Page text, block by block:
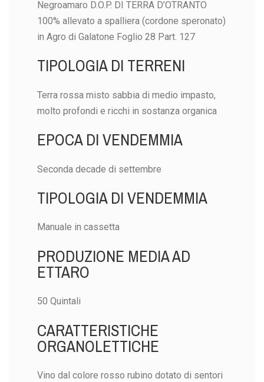
Negroamaro D.O.P. DI TERRA D’OTRANTO
100% allevato a spalliera (cordone speronato)
in Agro di Galatone Foglio 28 Part. 127
TIPOLOGIA DI TERRENI
Terra rossa misto sabbia di medio impasto,
molto profondi e ricchi in sostanza organica
EPOCA DI VENDEMMIA
Seconda decade di settembre
TIPOLOGIA DI VENDEMMIA
Manuale in cassetta
PRODUZIONE MEDIA AD
ETTARO
50 Quintali
CARATTERISTICHE
ORGANOLETTICHE
Vino dal colore rosso rubino dotato di sentori
Add to cart Add to cart Add to cart Add to cart